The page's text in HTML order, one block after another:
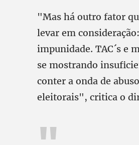
"Mas há outro fator
levar em
impunidade. TAC´s e
se mostrando
conter a onda de
eleitorais", critica o